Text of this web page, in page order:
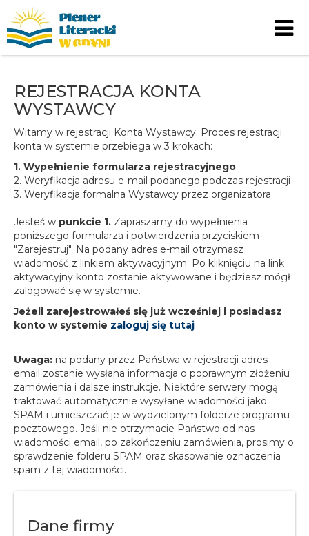
Skip to content
REJESTRACJA KONTA
WYSTAWCY
Witamy w rejestracji Konta Wystawcy. Proces rejestracji
konta w systemie przebiega w 3 krokach:
1. Wypełnienie formularza rejestracyjnego
2. Weryfikacja adresu e-mail podanego podczas rejestracji
3. Weryfikacja formalna Wystawcy przez organizatora
Jesteś w punkcie 1. Zapraszamy do wypełnienia
poniższego formularza i potwierdzenia przyciskiem
"Zarejestruj". Na podany adres e-mail otrzymasz
wiadomość z linkiem aktywacyjnym. Po kliknięciu na link
aktywacyjny konto zostanie aktywowane i będziesz mógł
zalogować się w systemie.
Jeżeli zarejestrowałeś się już wcześniej i posiadasz
konto w systemie zaloguj się tutaj
Uwaga: na podany przez Państwa w rejestracji adres
email zostanie wysłana informacja o poprawnym złożeniu
zamówienia i dalsze instrukcje. Niektóre serwery mogą
traktować automatycznie wysyłane wiadomości jako
SPAM i umieszczać je w wydzielonym folderze programu
pocztowego. Jeśli nie otrzymacie Państwo od nas
wiadomości email, po zakończeniu zamówienia, prosimy o
sprawdzenie folderu SPAM oraz skasowanie oznaczenia
spam z tej wiadomości.
Dane firmy